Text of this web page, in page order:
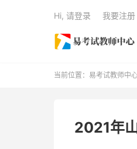
Hi, 请登录 我要注册
当前位置： 易考试教师中
2021年